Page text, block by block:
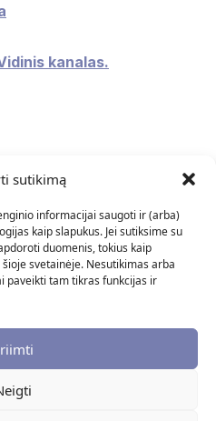
sutikimą
informacijai saugoti ir (arba)
kaip slapukus. Jei sutiksime su
duomenis, tokius kaip
svetainėje. Nesutikimas arba
paveikti tam tikras funkcijas ir
kanalas.
"Klaipėdos Adomo Brako